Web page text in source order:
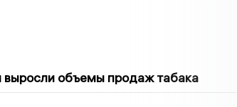
выросли объемы продаж табака